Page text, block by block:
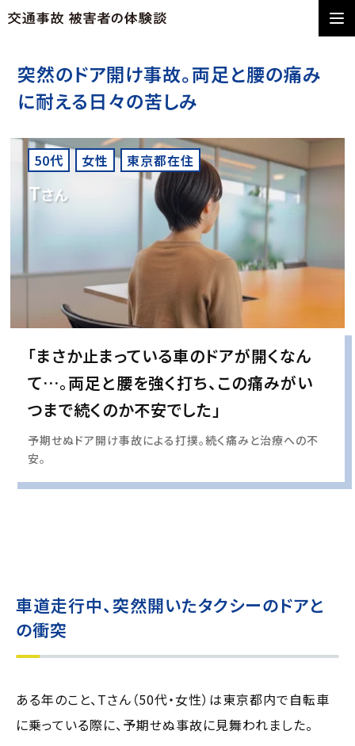
突然のドア開け事故。両足と腰の痛み
に耐える日々の苦しみ
50代 女性 東京都在住
Tさん
「まさか止まっている車のドアが開くなん
て…。両足と腰を強く打ち、この痛みがい
つまで続くのか不安でした」
予期せぬドア開け事故による打撲。続く痛みと治療への不
安。
車道走行中、突然開いたタクシーのドアと
の衝突
ある年のこと、Tさん（50代・女性）は東京都内で自転車
に乗っている際に、予期せぬ事故に見舞われました。